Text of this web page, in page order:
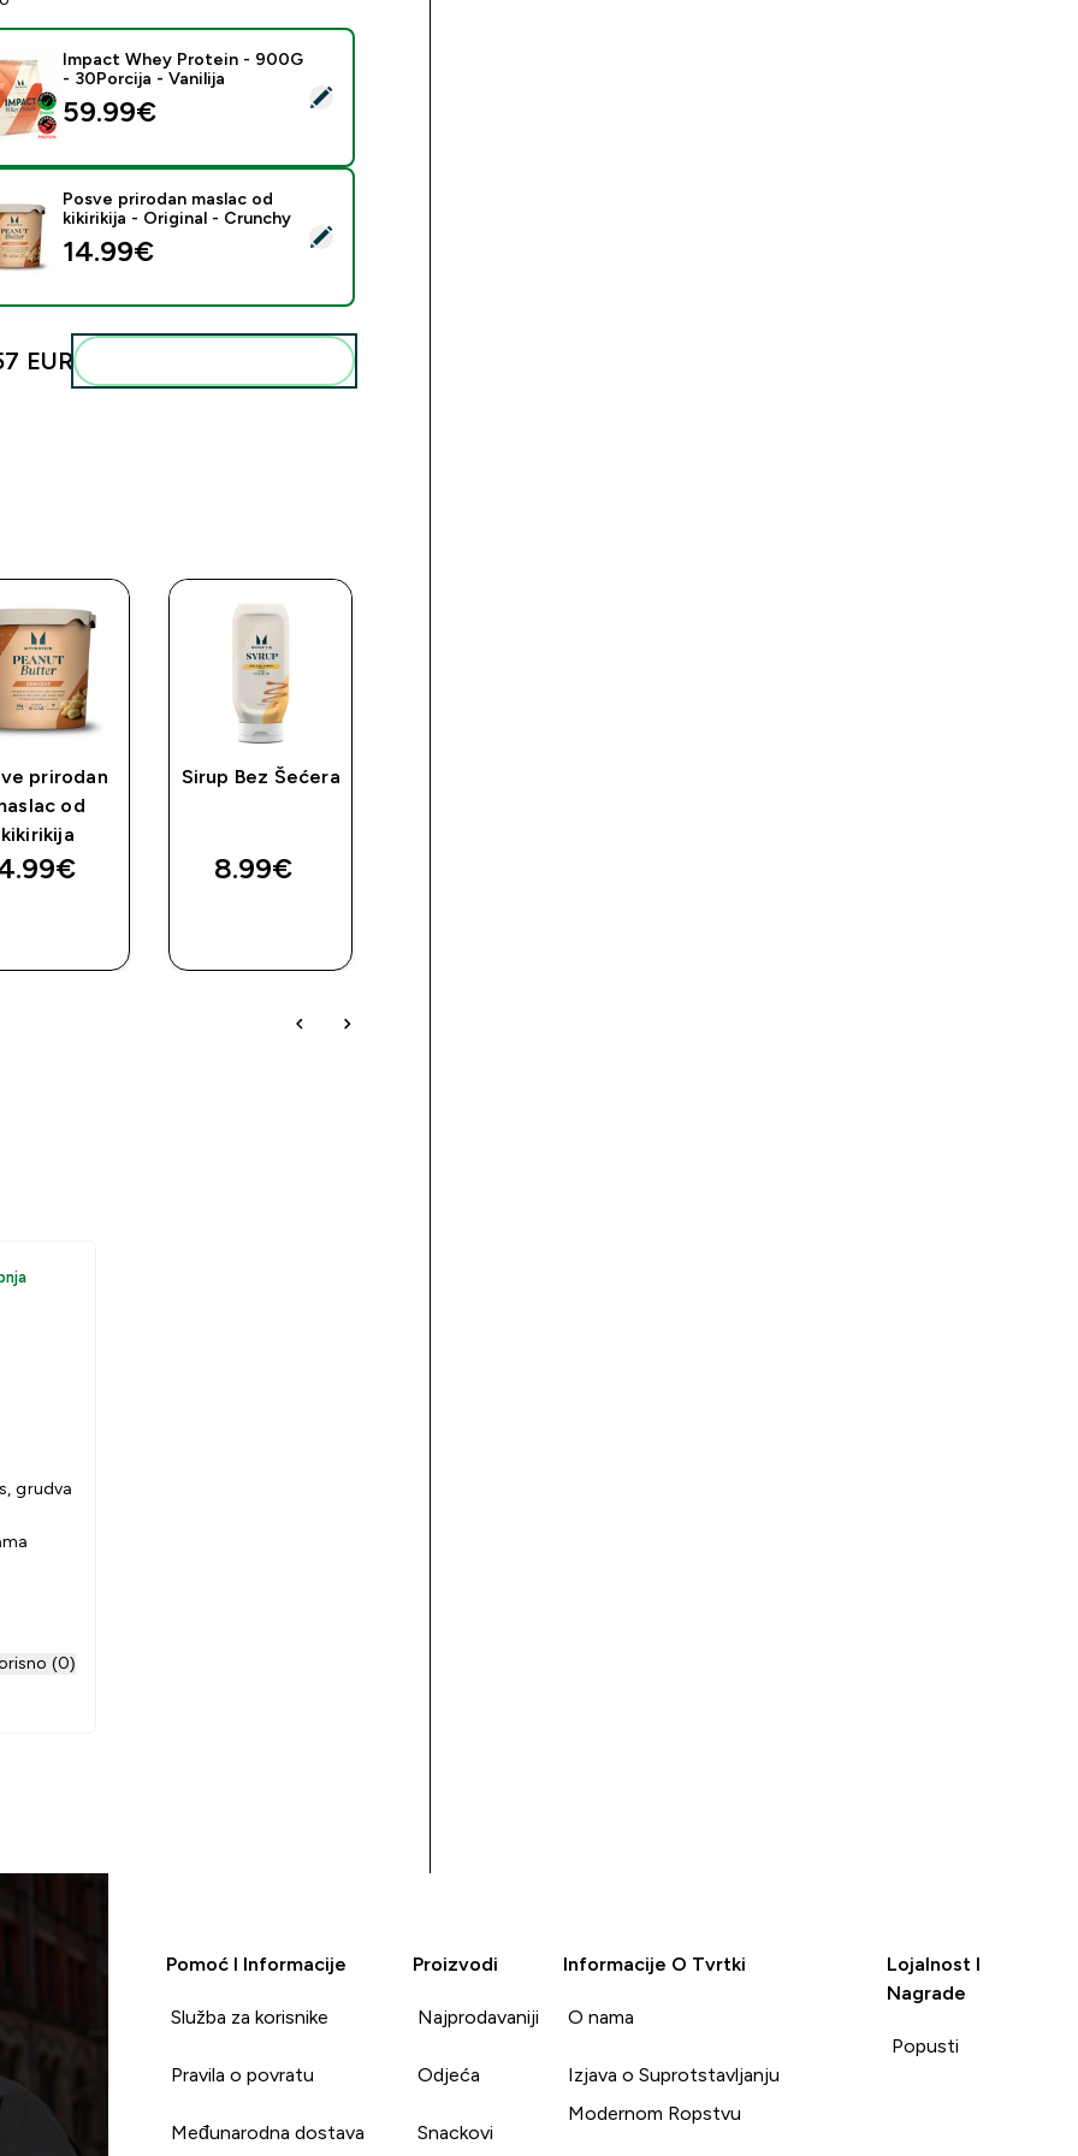
ovaj proizvod - Impact Whey Protein - 900G - 30Porcija - Vanilija
Impact Whey Protein - 900G
- 30Porcija - Vanilija
59.99€‎
ovaj proizvod - Posve prirodan maslac od kikirikija - Original - Crunchy
Posve prirodan maslac od
kikirikija - Original - Crunchy
14.99€‎
EUR‎
prirodan
od
kikirikija
Sirup Bez Šećera
8.99€‎
grudva
(0)
Pomoć I Informacije
Služba za korisnike
Pravila o povratu
Međunarodna dostava
Proizvodi
Najprodavaniji
Odjeća
Snackovi
Informacije O Tvrtki
O nama
Izjava o Suprotstavljanju
Modernom Ropstvu
Lojalnost I
Nagrade
Popusti